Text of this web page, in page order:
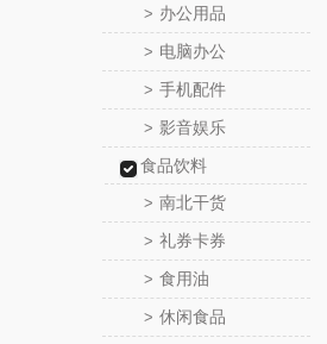
> 办公用品
> 电脑办公
> 手机配件
> 影音娱乐
食品饮料
> 南北干货
> 礼券卡券
> 食用油
> 休闲食品